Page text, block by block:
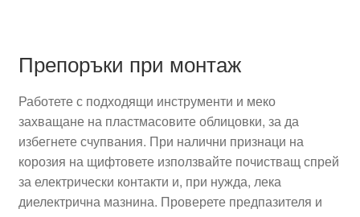
Препоръки при монтаж
Работете с подходящи инструменти и меко
захващане на пластмасовите облицовки, за да
избегнете счупвания. При налични признаци на
корозия на щифтовете използвайте почистващ спрей
за електрически контакти и, при нужда, лека
диелектрична мазнина. Проверете предпазителя и